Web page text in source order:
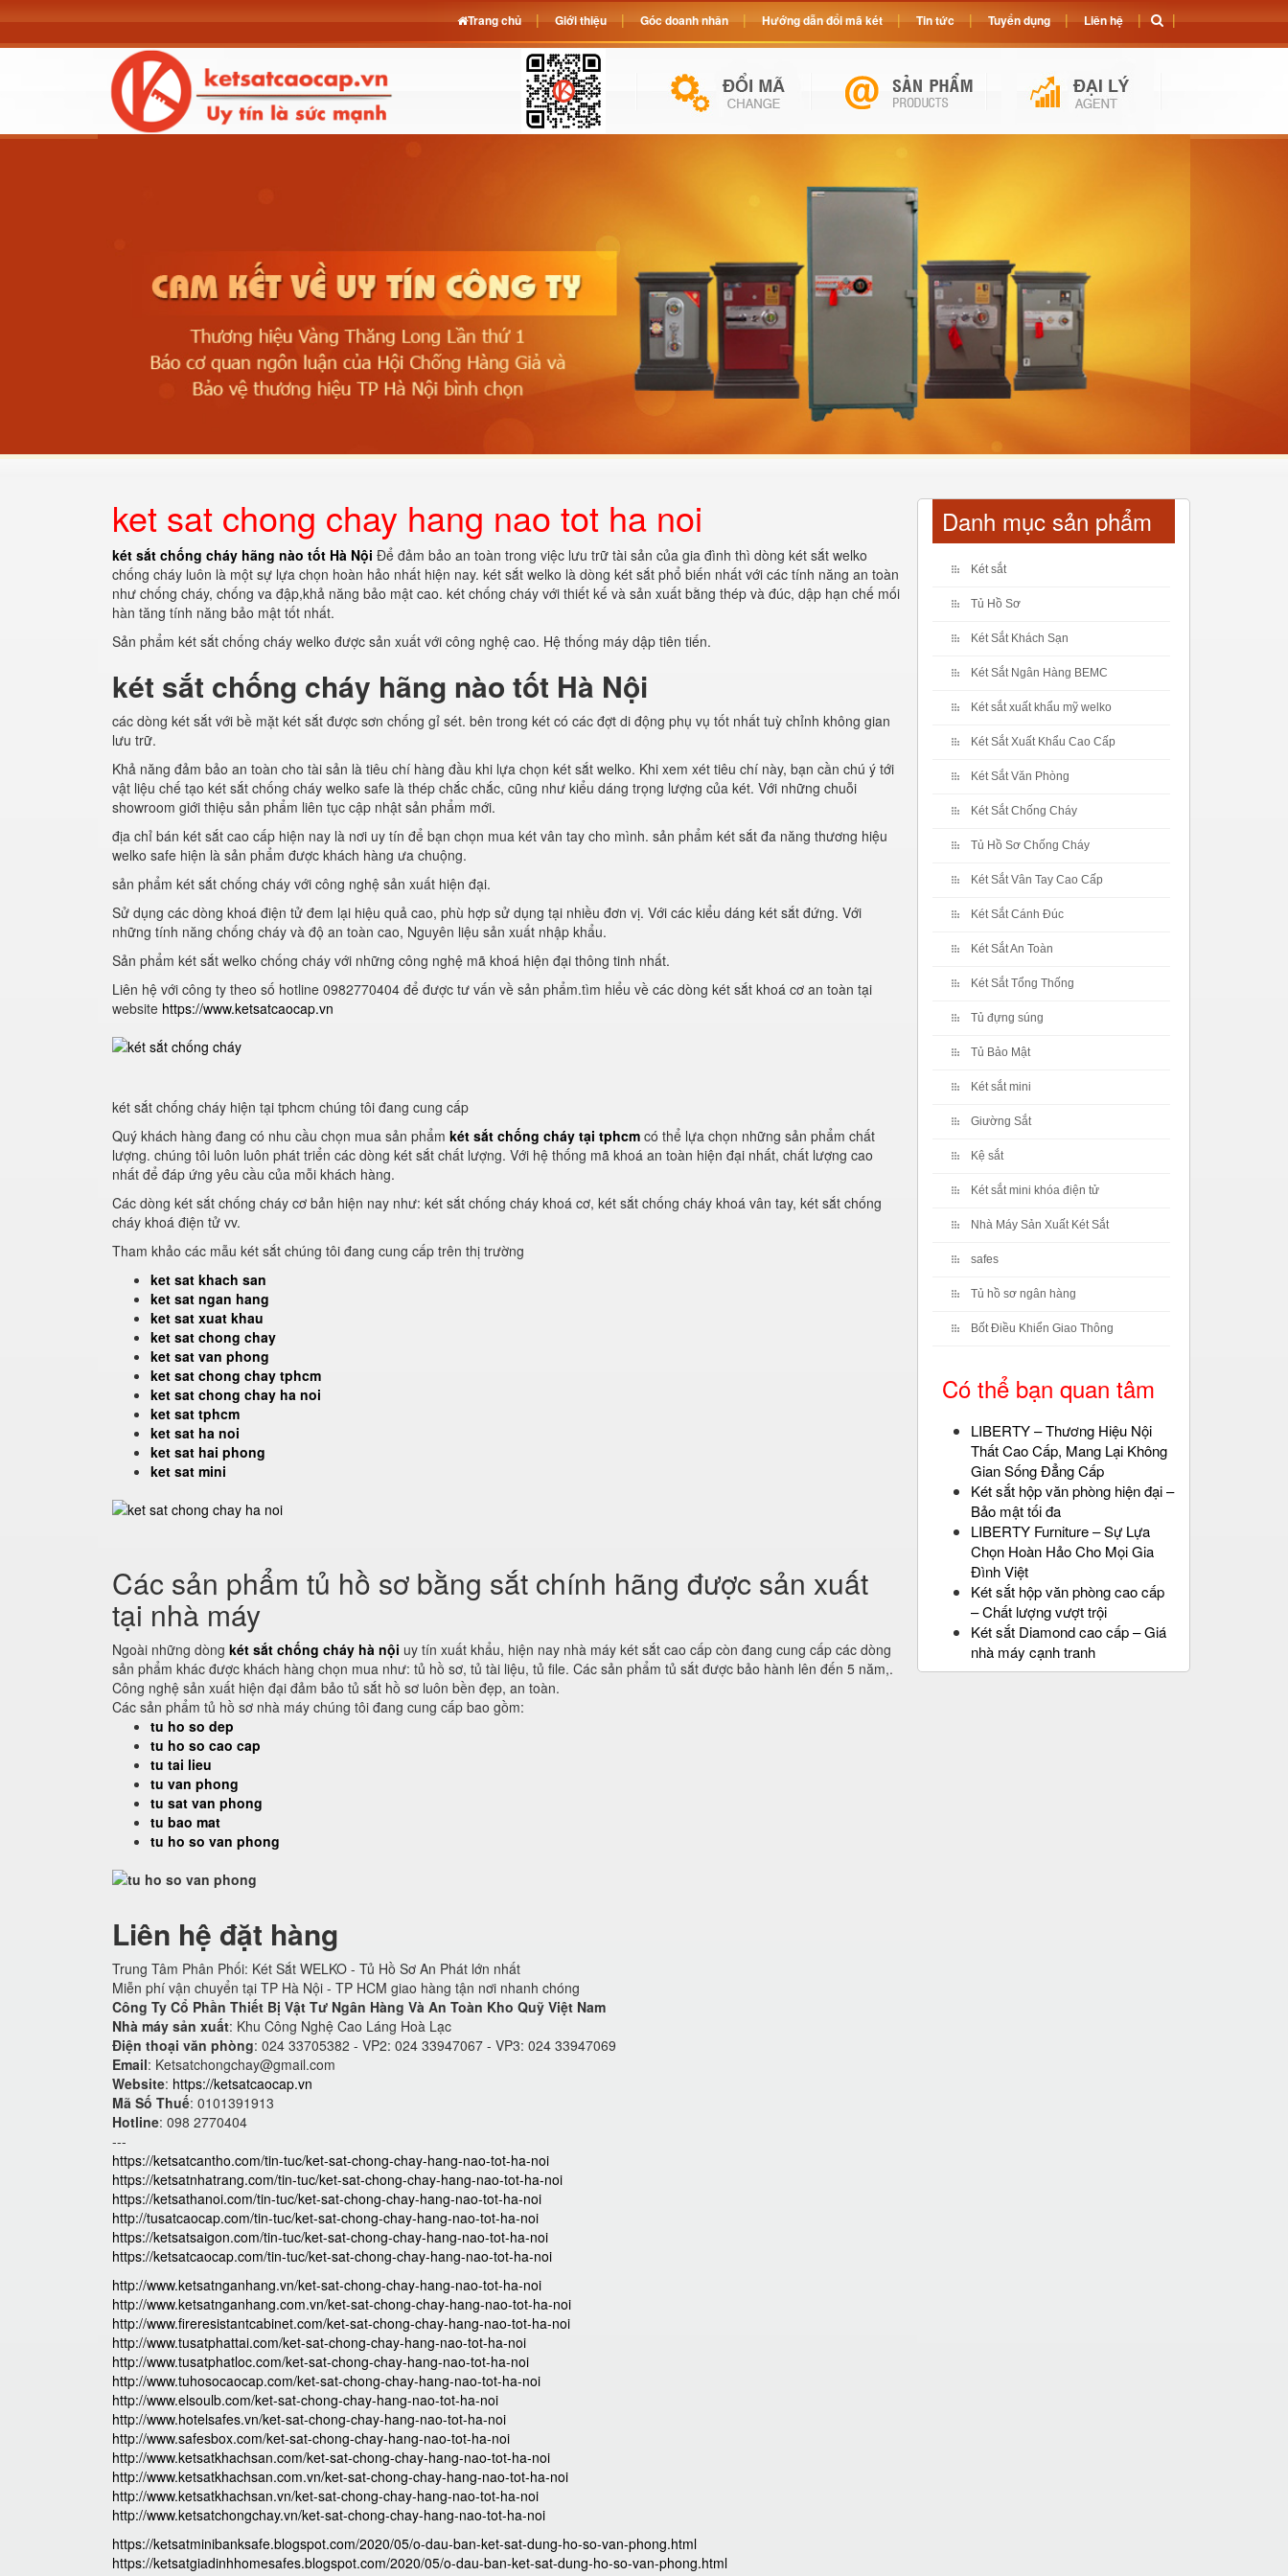
ket sat chong chay hang nao tot ha noi
két sắt chống cháy hãng nào tốt Hà Nội Để đảm bảo an toàn trong việc lưu trữ tài sản của gia đình thì dòng két sắt welko
chống cháy luôn là một sự lựa chọn hoàn hảo nhất hiện nay. két sắt welko là dòng két sắt phổ biến nhất với các tính năng an toàn
như chống cháy, chống va đập,khả năng bảo mật cao. két chống cháy với thiết kế và sản xuất bằng thép và đúc, dập hạn chế mối
hàn tăng tính năng bảo mật tốt nhất.
Sản phẩm két sắt chống cháy welko được sản xuất với công nghệ cao. Hệ thống máy dập tiên tiến.
két sắt chống cháy hãng nào tốt Hà Nội
các dòng két sắt với bề mặt két sắt được sơn chống gỉ sét. bên trong két có các đợt di động phụ vụ tốt nhất tuỳ chỉnh không gian
lưu trữ.
Khả năng đảm bảo an toàn cho tài sản là tiêu chí hàng đầu khi lựa chọn két sắt welko. Khi xem xét tiêu chí này, bạn cần chú ý tới
vật liệu chế tạo két sắt chống cháy welko safe là thép chắc chắc, cũng như kiểu dáng trọng lượng của két. Với những chuỗi
showroom giới thiệu sản phẩm liên tục cập nhật sản phẩm mới.
địa chỉ bán két sắt cao cấp hiện nay là nơi uy tín để bạn chọn mua két vân tay cho mình. sản phẩm két sắt đa năng thương hiệu
welko safe hiện là sản phẩm được khách hàng ưa chuộng.
sản phẩm két sắt chống cháy với công nghệ sản xuất hiện đại.
Sử dụng các dòng khoá điện tử đem lại hiệu quả cao, phù hợp sử dụng tại nhiều đơn vị. Với các kiểu dáng két sắt đứng. Với
những tính năng chống cháy và độ an toàn cao, Nguyên liệu sản xuất nhập khẩu.
Sản phẩm két sắt welko chống cháy với những công nghệ mã khoá hiện đại thông tinh nhất.
Liên hệ với công ty theo số hotline 0982770404 để được tư vấn về sản phẩm.tìm hiểu về các dòng két sắt khoá cơ an toàn tại
website https://www.ketsatcaocap.vn
két sắt chống cháy hiện tại tphcm chúng tôi đang cung cấp
Quý khách hàng đang có nhu cầu chọn mua sản phẩm két sắt chống cháy tại tphcm có thể lựa chọn những sản phẩm chất
lượng. chúng tôi luôn luôn phát triển các dòng két sắt chất lượng. Với hệ thống mã khoá an toàn hiện đại nhất, chất lượng cao
nhất để đáp ứng yêu cầu của mỗi khách hàng.
Các dòng két sắt chống cháy cơ bản hiện nay như: két sắt chống cháy khoá cơ, két sắt chống cháy khoá vân tay, két sắt chống
cháy khoá điện tử vv.
Tham khảo các mẫu két sắt chúng tôi đang cung cấp trên thị trường
ket sat khach san
ket sat ngan hang
ket sat xuat khau
ket sat chong chay
ket sat van phong
ket sat chong chay tphcm
ket sat chong chay ha noi
ket sat tphcm
ket sat ha noi
ket sat hai phong
ket sat mini
Các sản phẩm tủ hồ sơ bằng sắt chính hãng được sản xuất
tại nhà máy
Ngoài những dòng két sắt chống cháy hà nội uy tín xuất khẩu, hiện nay nhà máy két sắt cao cấp còn đang cung cấp các dòng
sản phẩm khác được khách hàng chọn mua như: tủ hồ sơ, tủ tài liệu, tủ file. Các sản phẩm tủ sắt được bảo hành lên đến 5 năm,.
Công nghệ sản xuất hiện đại đảm bảo tủ sắt hồ sơ luôn bền đẹp, an toàn.
Các sản phẩm tủ hồ sơ nhà máy chúng tôi đang cung cấp bao gồm:
tu ho so dep
tu ho so cao cap
tu tai lieu
tu van phong
tu sat van phong
tu bao mat
tu ho so van phong
Liên hệ đặt hàng
Trung Tâm Phân Phối: Két Sắt WELKO - Tủ Hồ Sơ An Phát lớn nhất
Miễn phí vận chuyển tại TP Hà Nội - TP HCM giao hàng tận nơi nhanh chóng
Công Ty Cổ Phần Thiết Bị Vật Tư Ngân Hàng Và An Toàn Kho Quỹ Việt Nam
Nhà máy sản xuất: Khu Công Nghệ Cao Láng Hoà Lạc
Điện thoại văn phòng: 024 33705382 - VP2: 024 33947067 - VP3: 024 33947069
Email: Ketsatchongchay@gmail.com
Website: https://ketsatcaocap.vn
Mã Số Thuế: 0101391913
Hotline: 098 2770404
---
https://ketsatcantho.com/tin-tuc/ket-sat-chong-chay-hang-nao-tot-ha-noi
https://ketsatnhatrang.com/tin-tuc/ket-sat-chong-chay-hang-nao-tot-ha-noi
https://ketsathanoi.com/tin-tuc/ket-sat-chong-chay-hang-nao-tot-ha-noi
http://tusatcaocap.com/tin-tuc/ket-sat-chong-chay-hang-nao-tot-ha-noi
https://ketsatsaigon.com/tin-tuc/ket-sat-chong-chay-hang-nao-tot-ha-noi
https://ketsatcaocap.com/tin-tuc/ket-sat-chong-chay-hang-nao-tot-ha-noi
http://www.ketsatnganhang.vn/ket-sat-chong-chay-hang-nao-tot-ha-noi
http://www.ketsatnganhang.com.vn/ket-sat-chong-chay-hang-nao-tot-ha-noi
http://www.fireresistantcabinet.com/ket-sat-chong-chay-hang-nao-tot-ha-noi
http://www.tusatphattai.com/ket-sat-chong-chay-hang-nao-tot-ha-noi
http://www.tusatphatloc.com/ket-sat-chong-chay-hang-nao-tot-ha-noi
http://www.tuhosocaocap.com/ket-sat-chong-chay-hang-nao-tot-ha-noi
http://www.elsoulb.com/ket-sat-chong-chay-hang-nao-tot-ha-noi
http://www.hotelsafes.vn/ket-sat-chong-chay-hang-nao-tot-ha-noi
http://www.safesbox.com/ket-sat-chong-chay-hang-nao-tot-ha-noi
http://www.ketsatkhachsan.com/ket-sat-chong-chay-hang-nao-tot-ha-noi
http://www.ketsatkhachsan.com.vn/ket-sat-chong-chay-hang-nao-tot-ha-noi
http://www.ketsatkhachsan.vn/ket-sat-chong-chay-hang-nao-tot-ha-noi
http://www.ketsatchongchay.vn/ket-sat-chong-chay-hang-nao-tot-ha-noi
https://ketsatminibanksafe.blogspot.com/2020/05/o-dau-ban-ket-sat-dung-ho-so-van-phong.html
https://ketsatgiadinhhomesafes.blogspot.com/2020/05/o-dau-ban-ket-sat-dung-ho-so-van-phong.html
Danh mục sản phẩm
Két sắt
Tủ Hồ Sơ
Két Sắt Khách Sạn
Két Sắt Ngân Hàng BEMC
Két sắt xuất khẩu mỹ welko
Két Sắt Xuất Khẩu Cao Cấp
Két Sắt Văn Phòng
Két Sắt Chống Cháy
Tủ Hồ Sơ Chống Cháy
Két Sắt Vân Tay Cao Cấp
Két Sắt Cánh Đúc
Két Sắt An Toàn
Két Sắt Tổng Thống
Tủ đựng súng
Tủ Bảo Mật
Két sắt mini
Giường Sắt
Kệ sắt
Két sắt mini khóa điện tử
Nhà Máy Sản Xuất Két Sắt
safes
Tủ hồ sơ ngân hàng
Bốt Điều Khiển Giao Thông
Có thể bạn quan tâm
LIBERTY – Thương Hiệu Nội
Thất Cao Cấp, Mang Lại Không
Gian Sống Đẳng Cấp
Két sắt hộp văn phòng hiện đại –
Bảo mật tối đa
LIBERTY Furniture – Sự Lựa
Chọn Hoàn Hảo Cho Mọi Gia
Đình Việt
Két sắt hộp văn phòng cao cấp
– Chất lượng vượt trội
Két sắt Diamond cao cấp – Giá
nhà máy cạnh tranh
Trang chủ Giới thiệu Góc doanh nhân Hướng dẫn đổi mã két Tin tức Tuyển dụng Liên hệ